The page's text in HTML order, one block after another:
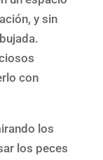
y sin
con
los
los peces